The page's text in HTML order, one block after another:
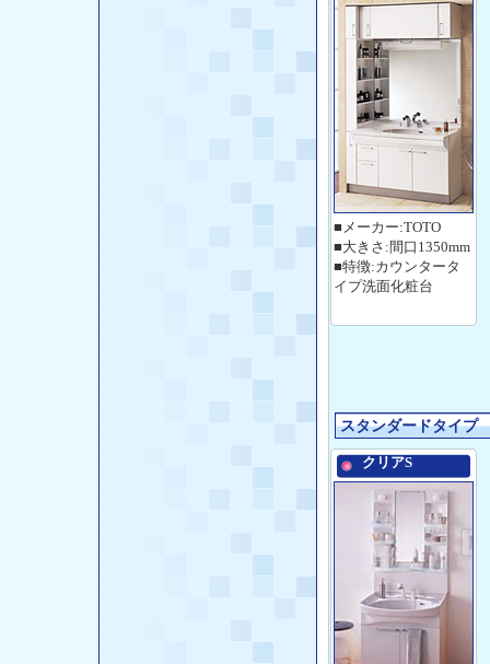
■メーカー:TOTO
■大きさ:間口1350mm
■特徴:カウンタータ
イプ洗面化粧台
スタンダードタイプ
クリアS